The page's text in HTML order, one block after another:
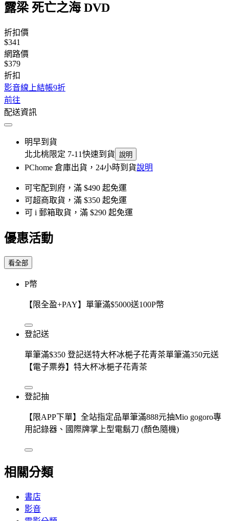
露梁 死亡之海 DVD
折扣價
$341
網路價
$379
折扣
影音線上結帳9折
前往
配送資訊
明早到貨
北北桃限定 7-11快速到貨 說明
PChome 倉庫出貨，24小時到貨說明
可宅配到府，滿 $490 起免運
可超商取貨，滿 $350 起免運
可 i 郵箱取貨，滿 $290 起免運
優惠活動
看全部
P幣
【限全盈+PAY】單筆滿$5000送100P幣
登記送
單筆滿$350 登記送特大杯冰梔子花青茶單筆滿350元送
【電子票券】特大杯冰梔子花青茶
登記抽
【限APP下單】全站指定品單筆滿888元抽Mio gogoro專
用記錄器、國際牌掌上型電鬍刀 (顏色隨機)
相關分類
書店
影音